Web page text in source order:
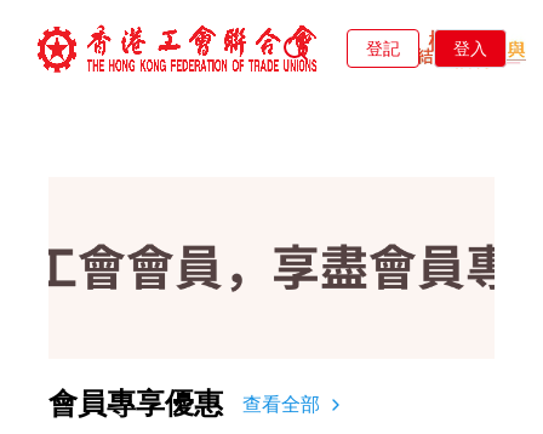
登記 登入
會員專享優惠 查看全部